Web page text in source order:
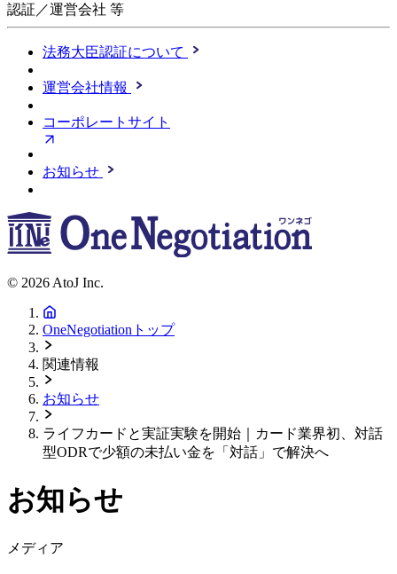
認証／運営会社 等
法務大臣認証について
運営会社情報
コーポレートサイト
お知らせ
© 2026 AtoJ Inc.
OneNegotiationトップ
関連情報
お知らせ
ライフカードと実証実験を開始｜カード業界初、対話
型ODRで少額の未払い金を「対話」で解決へ
お知らせ
メディア